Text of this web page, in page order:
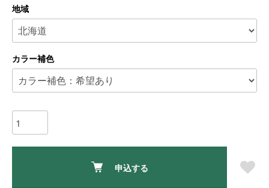
地域
カラー補色
申込する